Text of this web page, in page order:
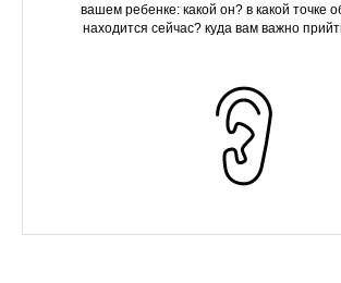
вашем ребенке: какой он? в какой точке
находится сейчас? куда вам важно